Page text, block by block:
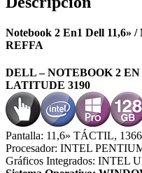
Notebook 2 En1 Dell 11,6»
REFFA
DELL – NOTEBOOK 2 EN
LATITUDE 3190
Pantalla: 11,6» TÁCTIL,
Procesador: INTEL
Gráficos Integrados: INTEL